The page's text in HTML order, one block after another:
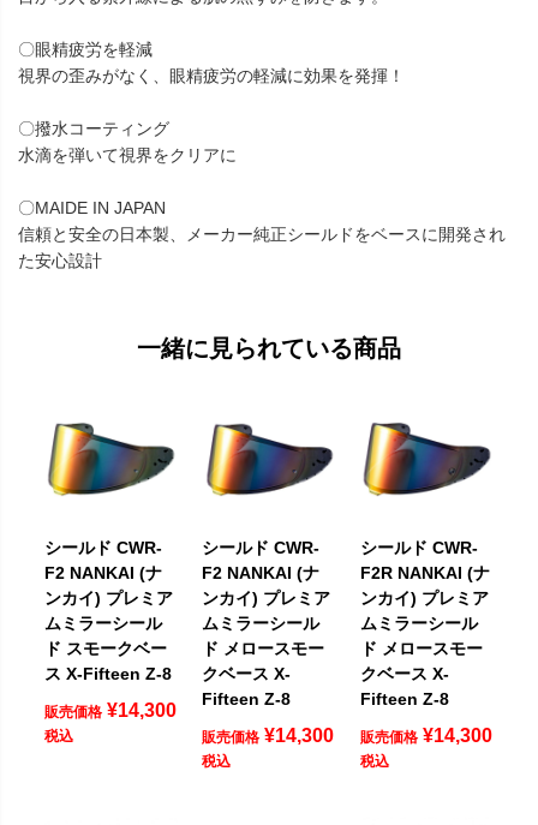
〇眼精疲労を軽減
視界の歪みがなく、眼精疲労の軽減に効果を発揮！
〇撥水コーティング
水滴を弾いて視界をクリアに
〇MAIDE IN JAPAN
信頼と安全の日本製、メーカー純正シールドをベースに開発され
た安心設計
一緒に見られている商品
シールド CWR-
F2 NANKAI (ナ
ンカイ) プレミア
ムミラーシール
ド スモークベー
ス X-Fifteen Z-8
販売価格 ¥14,300
税込
シールド CWR-
F2 NANKAI (ナ
ンカイ) プレミア
ムミラーシール
ド メロースモー
クベース X-
Fifteen Z-8
販売価格 ¥14,300
税込
シールド CWR-
F2R NANKAI (ナ
ンカイ) プレミア
ムミラーシール
ド メロースモー
クベース X-
Fifteen Z-8
販売価格 ¥14,300
税込